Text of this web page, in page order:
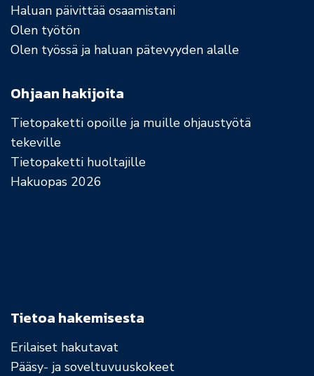
Haluan päivittää osaamistani
Olen työtön
Olen työssä ja haluan pätevyyden alalle
Ohjaan hakijoita
Tietopaketti opoille ja muille ohjaustyötä
tekeville
Tietopaketti huoltajille
Hakuopas 2026
Tietoa hakemisesta
Erilaiset hakutavat
Pääsy- ja soveltuvuuskokeet